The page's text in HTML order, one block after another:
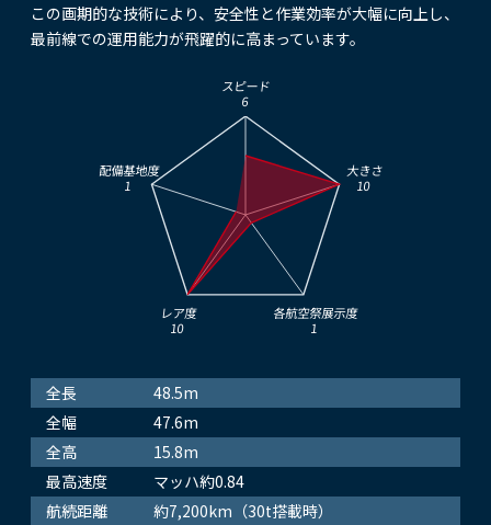
この画期的な技術により、安全性と作業効率が大幅に向上し、
最前線での運用能力が飛躍的に高まっています。
スピード
6
大きさ
10
各航空祭展示度
1
レア度
10
配備基地度
1
全長
48.5m
全幅
47.6m
全高
15.8m
最高速度
マッハ約0.84
航続距離
約7,200km（30t搭載時）